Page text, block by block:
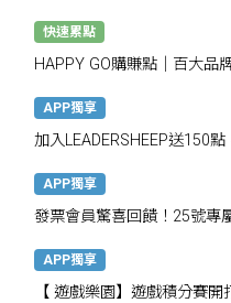
快速累點
HAPPY GO購賺點｜百大品
APP獨享
加入LEADERSHEEP送150
APP獨享
發票會員驚喜回饋！25號專
APP獨享
【 遊戲樂園】遊戲積分賽開